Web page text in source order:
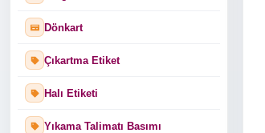
Dönkart
Çıkartma Etiket
Halı Etiketi
Yıkama Talimatı Basımı